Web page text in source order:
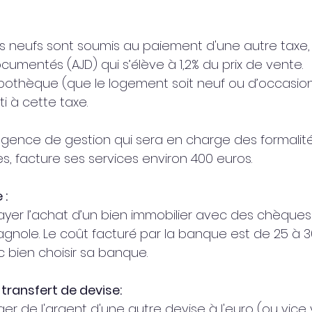
neufs sont soumis au paiement d'une autre
(AJD) qui s’élève à 1,2% du prix de vente.
(que le logement soit neuf ou
à cette taxe.
de gestion qui sera en charge des
facture ses services environ 400 euros.
:
l’achat d’un bien immobilier avec des
Le coût facturé par la banque est de 25 à
bien choisir sa banque.
de devise: